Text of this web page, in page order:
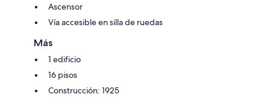
Ascensor
Vía accesible en silla de ruedas
Más
1 edificio
16 pisos
Construcción: 1925